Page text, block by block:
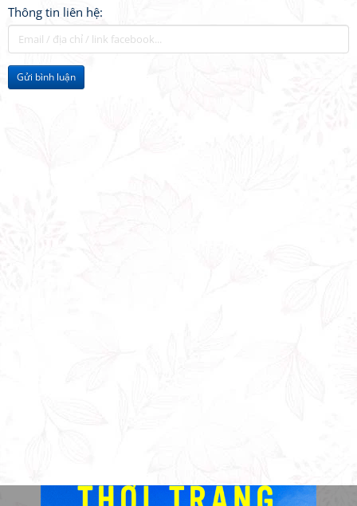
Thông tin liên hệ:
Gửi bình luận